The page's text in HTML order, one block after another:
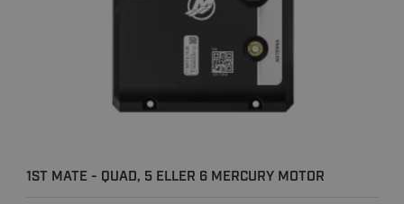
1ST MATE - QUAD, 5 ELLER 6 MERCURY MOTOR